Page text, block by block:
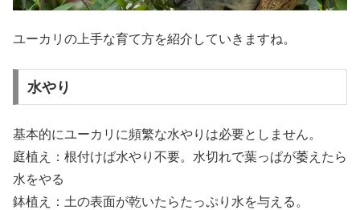
ユーカリの上手な育て方を紹介していきますね。
水やり
基本的にユーカリに頻繁な水やりは必要としません。
庭植え：根付けば水やり不要。水切れで葉っぱが萎えたら
水をやる
鉢植え：土の表面が乾いたらたっぷり水を与える。